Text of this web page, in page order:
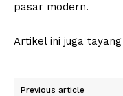
pasar modern.
Artikel ini juga tayang
Previous article